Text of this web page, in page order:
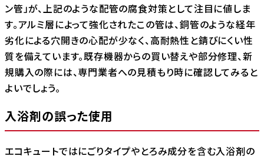
ン管」が、上記のような配管の腐食対策として注目に値しま
す。アルミ層によって強化されたこの管は、銅管のような経年
劣化による穴開きの心配が少なく、高耐熱性と錆びにくい性
質を備えています。既存機器からの買い替えや部分修理、新
規購入の際には、専門業者への見積もり時に確認してみると
よいでしょう。
入浴剤の誤った使用
エコキュートではにごりタイプやとろみ成分を含む入浴剤の